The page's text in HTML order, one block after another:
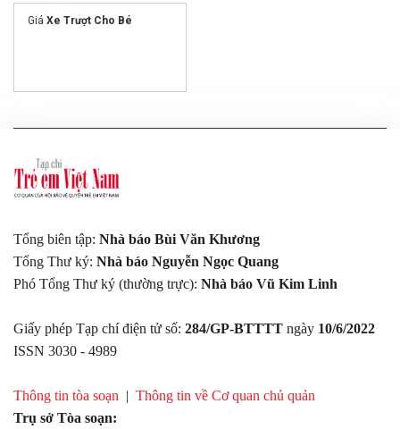
Giá Xe Trượt Cho Bé
Tổng biên tập: Nhà báo Bùi Văn Khương
Tổng Thư ký: Nhà báo Nguyễn Ngọc Quang
Phó Tổng Thư ký (thường trực): Nhà báo Vũ Kim Linh
Giấy phép Tạp chí điện tử số: 284/GP-BTTTT ngày 10/6/2022
ISSN 3030 - 4989
Thông tin tòa soạn | Thông tin về Cơ quan chủ quản
Trụ sở Tòa soạn: